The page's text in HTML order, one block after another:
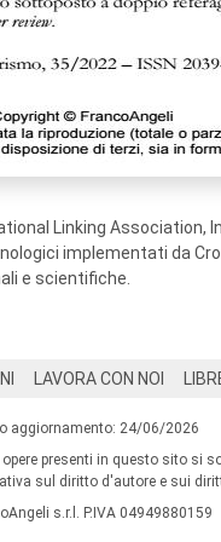
Linking Association,
implementati da
e scientifiche.
LAVORA CON NOI
aggiornamento: 24/06/2026
opere presenti in questo sito si
sul diritto d'autore e sui
s.r.l. P.IVA 04949880159